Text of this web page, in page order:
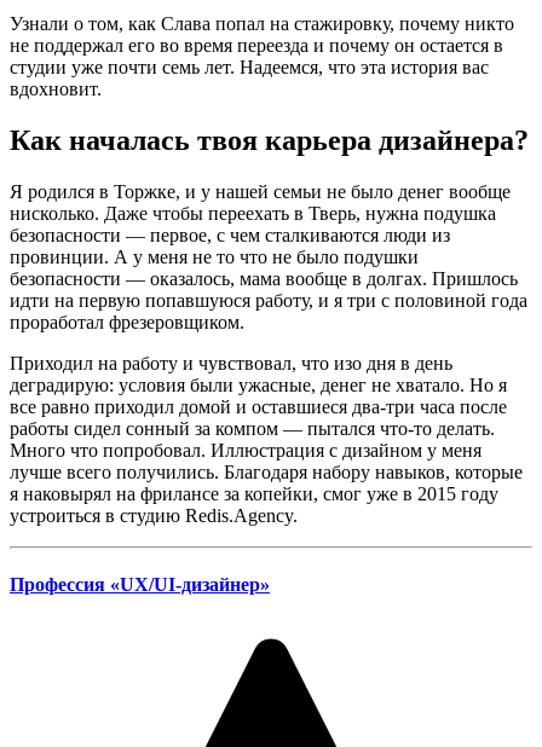
Узнали о том, как Слава попал на стажировку, почему никто
не поддержал его во время переезда и почему он остается в
студии уже почти семь лет. Надеемся, что эта история вас
вдохновит.
Как началась твоя карьера дизайнера?
Я родился в Торжке, и у нашей семьи не было денег вообще
нисколько. Даже чтобы переехать в Тверь, нужна подушка
безопасности — первое, с чем сталкиваются люди из
провинции. А у меня не то что не было подушки
безопасности — оказалось, мама вообще в долгах. Пришлось
идти на первую попавшуюся работу, и я три с половиной года
проработал фрезеровщиком.
Приходил на работу и чувствовал, что изо дня в день
деградирую: условия были ужасные, денег не хватало. Но я
все равно приходил домой и оставшиеся два-три часа после
работы сидел сонный за компом — пытался что-то делать.
Много что попробовал. Иллюстрация с дизайном у меня
лучше всего получились. Благодаря набору навыков, которые
я наковырял на фрилансе за копейки, смог уже в 2015 году
устроиться в студию Redis.Agency.
Профессия «UX/UI-дизайнер»